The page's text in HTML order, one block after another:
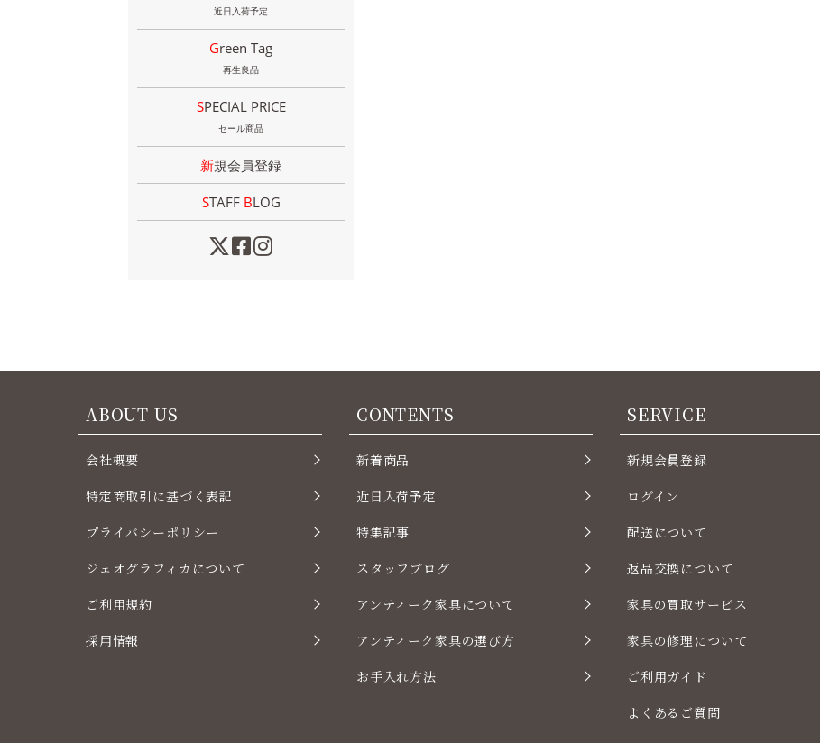
近日入荷予定
Green Tag
再生良品
SPECIAL PRICE
セール商品
新規会員登録
STAFF BLOG
ABOUT US
会社概要
特定商取引に基づく表記
プライバシーポリシー
ジェオグラフィカについて
ご利用規約
採用情報
CONTENTS
新着商品
近日入荷予定
特集記事
スタッフブログ
アンティーク家具について
アンティーク家具の選び方
お手入れ方法
SERVICE
新規会員登録
ログイン
配送について
返品交換について
家具の買取サービス
家具の修理について
ご利用ガイド
よくあるご質問